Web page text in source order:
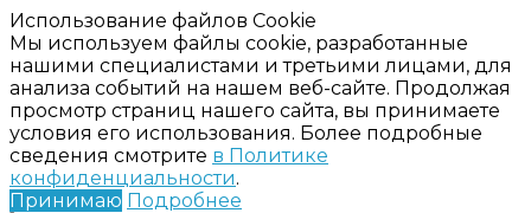
Использование файлов Cookie
Мы используем файлы cookie, разработанные
нашими специалистами и третьими лицами, для
анализа событий на нашем веб-сайте. Продолжая
просмотр страниц нашего сайта, вы принимаете
условия его использования. Более подробные
сведения смотрите в Политике
конфиденциальности.
Принимаю Подробнее